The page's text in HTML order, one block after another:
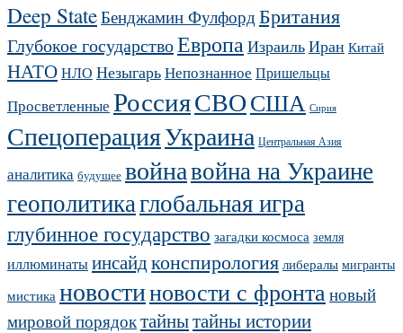
Deep StateБенджамин Фулфорд Британия
Глубокое государствоЕвропаИзраильИран Китай
НАТОНЛО НезыгарьНепознанное Пришельцы
Просветленные РоссияСВОСША Сирия
СпецоперацияУкраина Центральная Азия
аналитика будущее войнавойна на Украине
геополитикаглобальная игра
глубинное государство загадки космоса земля
иллюминатыинсайдконспирология либералы мигранты
мистика новостиновости с фронта новый
мировой порядоктайнытайны истории